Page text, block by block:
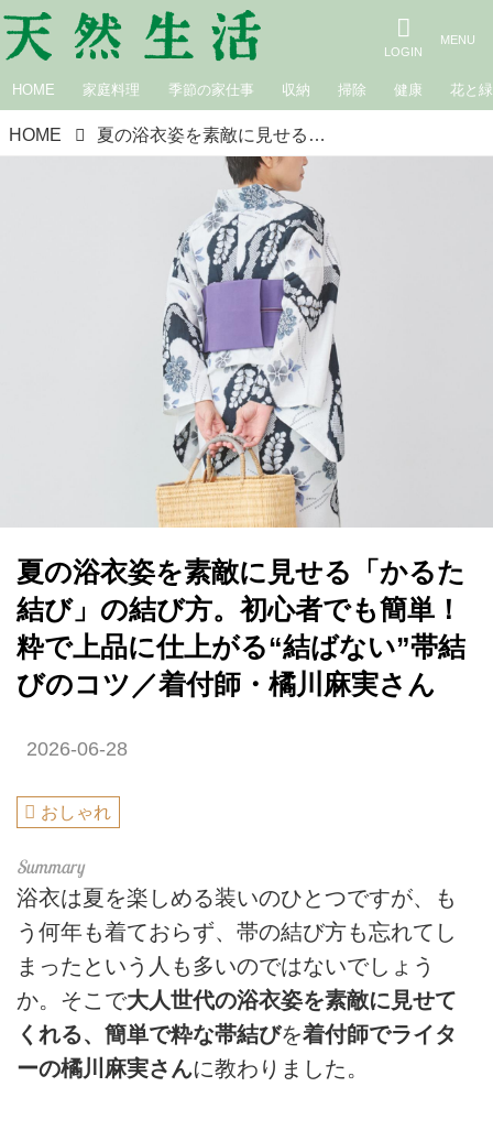
HOME 家庭料理 季節の家仕事 収納 掃除 健康 花と緑
HOME 夏の浴衣姿を素敵に見せる「かるた結び」の結び方。初心者でも簡単！粋で上品に仕上がる“結ばない”帯結びのコツ／着付師・橘川麻実さん
夏の浴衣姿を素敵に見せる「かるた
結び」の結び方。初心者でも簡単！
粋で上品に仕上がる“結ばない”帯結
びのコツ／着付師・橘川麻実さん
2026-06-28
おしゃれ
浴衣は夏を楽しめる装いのひとつですが、も
う何年も着ておらず、帯の結び方も忘れてし
まったという人も多いのではないでしょう
か。そこで大人世代の浴衣姿を素敵に見せて
くれる、簡単で粋な帯結びを着付師でライタ
ーの橘川麻実さんに教わりました。